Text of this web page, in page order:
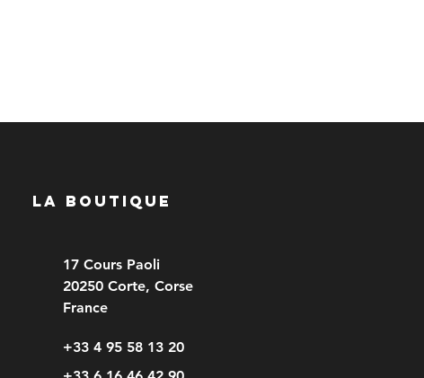
LA BOUTIQUE
17 Cours Paoli
20250 Corte, Corse
France
+33 4 95 58 13 20